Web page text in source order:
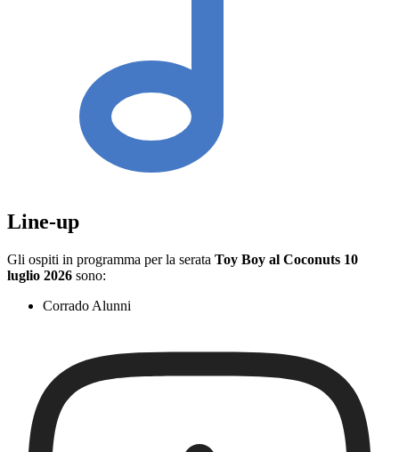
Line-up
Gli ospiti in programma per la serata Toy Boy al Coconuts 10
luglio 2026 sono:
Corrado Alunni